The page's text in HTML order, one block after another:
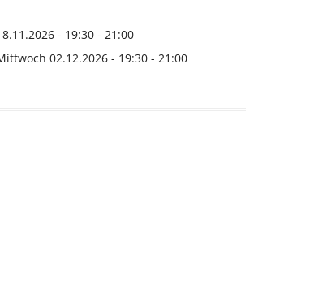
- 19:30 - 21:00
02.12.2026 - 19:30 - 21:00